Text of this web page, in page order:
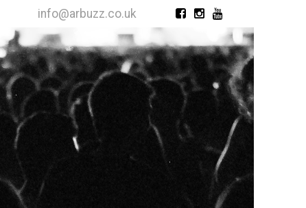
info@arbuzz.co.uk